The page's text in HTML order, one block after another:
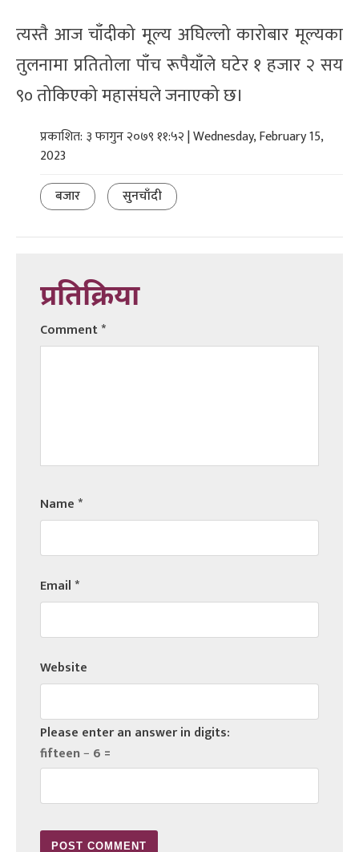
त्यस्तै आज चाँदीको मूल्य अघिल्लो कारोबार मूल्यका
तुलनामा प्रतितोला पाँच रूपैयाँले घटेर १ हजार २ सय
९० तोकिएको महासंघले जनाएको छ।
प्रकाशित: ३ फागुन २०७९ ११:५२ | Wednesday, February 15,
2023
बजार
सुनचाँदी
प्रतिक्रिया
Comment*
Name*
Email*
Website
Please enter an answer in digits:
fifteen − 6 =